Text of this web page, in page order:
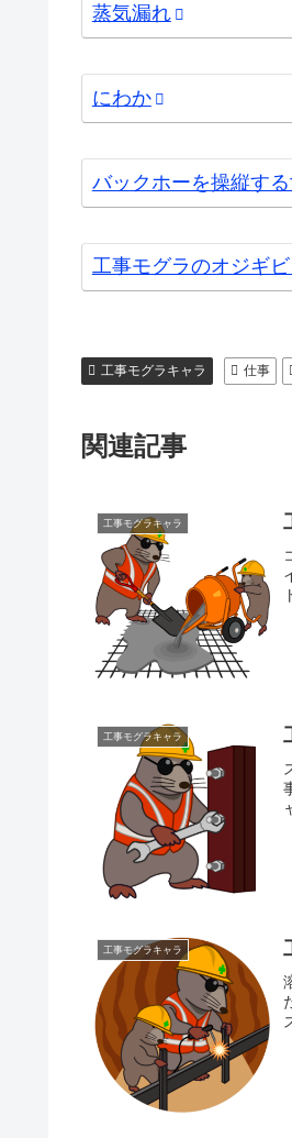
蒸気漏れ
にわか
バックホーを操縦す
工事モグラのオジギビ
工事モグラキャラ 仕事
関連記事
工事モグラキャラ
工事モグラキャラ
工事モグラキャラ